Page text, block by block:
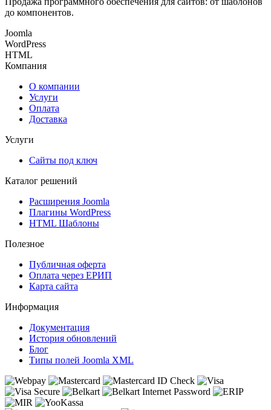
до компонентов.
Joomla
WordPress
HTML
Компания
О компании
Услуги
Оплата
Доставка
Услуги
Сайты под ключ
Каталог решений
Расширения Joomla
Плагины WordPress
HTML Шаблоны
Полезное
Публичная оферта
Оплата через ЕРИП
Карта сайта
Информация
Документация
История обновлений
Блог
Типы полей Joomla XML